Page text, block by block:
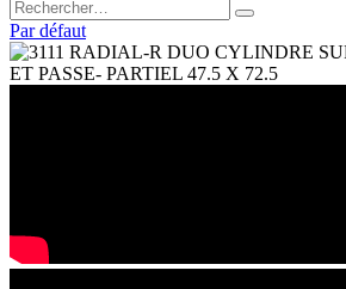
Par défaut